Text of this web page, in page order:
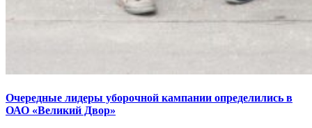
Очередные лидеры уборочной кампании определились в
ОАО «Великий Двор»